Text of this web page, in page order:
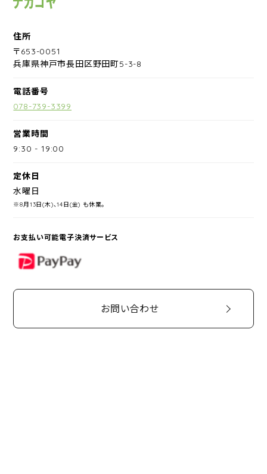
住所
〒653-0051
兵庫県神戸市長田区野田町5-3-8
電話番号
078-739-3399
営業時間
9:30 -19:00
定休日
水曜日
※8月13日(木)、14日(金) も休業。
お支払い可能電子決済サービス
PayPay
お問い合わせ